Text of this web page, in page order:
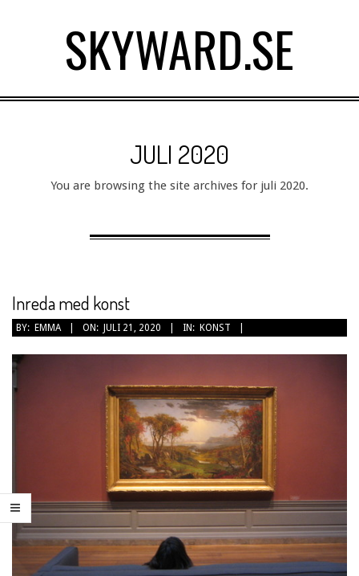
SKYWARD.SE
Primary
JULI 2020
You are browsing the site archives for juli 2020.
Inreda med konst
2020-
21
BY: EMMA ON: JULI 21, 2020 IN: KONST